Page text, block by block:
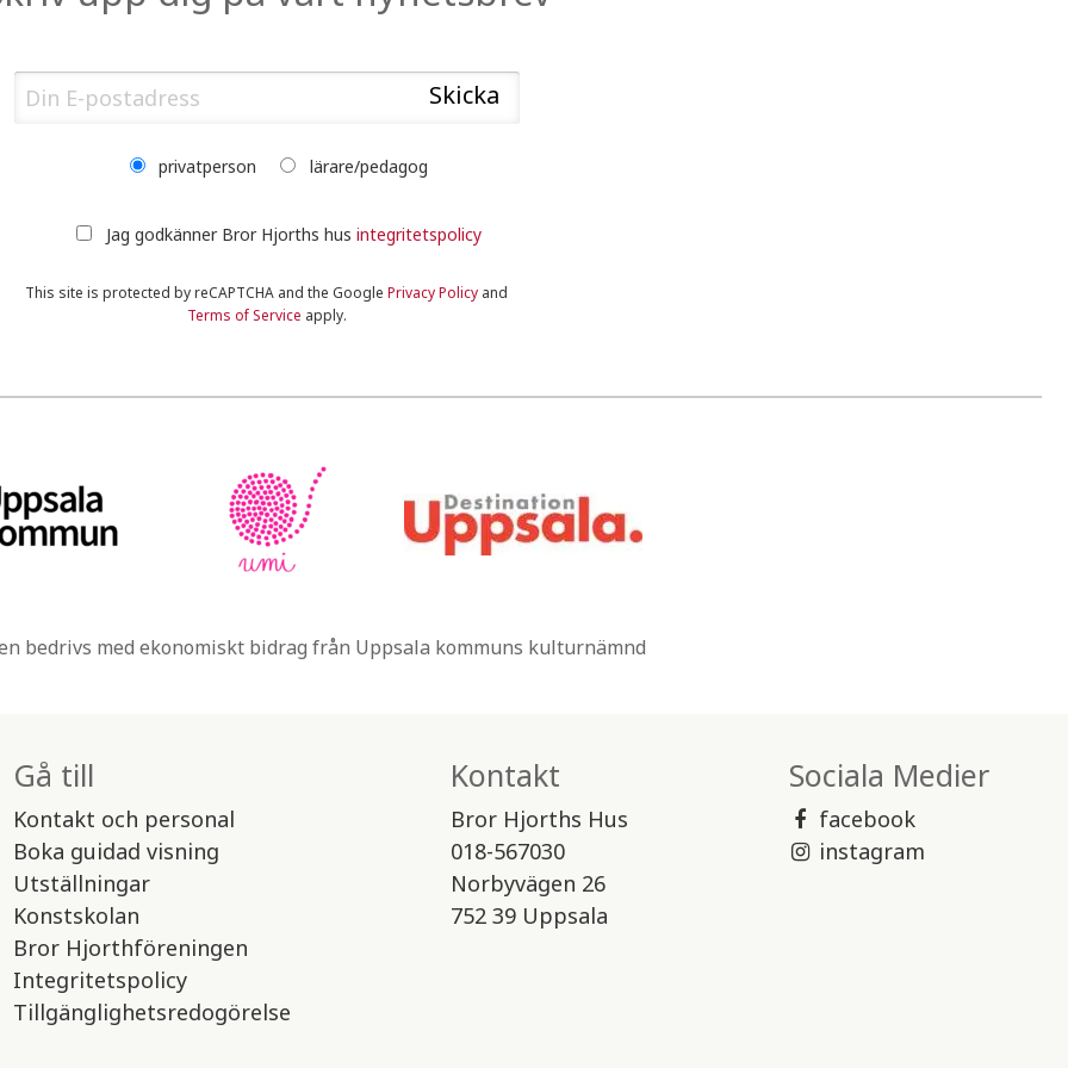
privatperson lärare/pedagog
Jag godkänner Bror Hjorths hus integritetspolicy
This site is protected by reCAPTCHA and the GooglePrivacy Policy and
Terms of Service apply.
bedrivs med ekonomiskt bidrag från Uppsala kommuns kulturnämnd
Gå till
Kontakt och personal
Boka guidad visning
Utställningar
Konstskolan
Bror Hjorthföreningen
Integritetspolicy
Tillgänglighetsredogörelse
Kontakt
Bror Hjorths Hus
018-567030
Norbyvägen 26
752 39 Uppsala
Sociala Medier
facebook
instagram